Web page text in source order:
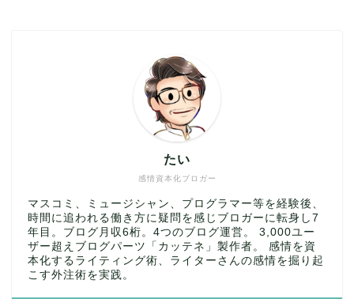
感情資本化ブロガー
たい
マスコミ、ミュージシャン、プログラマー等を経験後、
時間に追われる働き方に疑問を感じブロガーに転身し7
年目。ブログ月収6桁。4つのブログ運営。 3,000ユー
ザー超えブログパーツ「カッテネ」製作者。 感情を資
本化するライティング術、ライターさんの感情を掘り起
こす外注術を実践。